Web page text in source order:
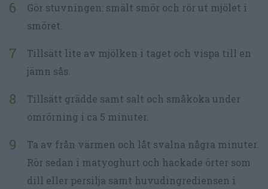
Gör stuvningen: smält smör och rör ut mjölet i
smöret.
Tillsätt lite av mjölken i taget och vispa till en
jämn sås.
Tillsätt grädde samt salt och småkoka under
omrörning i ca 5 minuter.
Ta av från värmen och låt svalna några minuter.
Rör sedan i matyoghurt och hackade örter som
dill eller persilja samt huvudingrediensen i